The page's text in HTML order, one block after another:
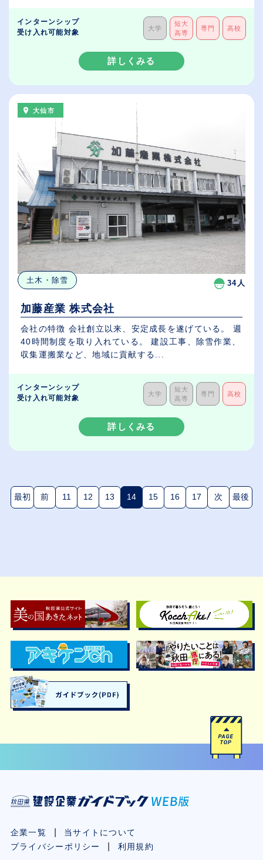
インターンシップ
受け入れ可能対象
大学
短大
高専
専門 高校
詳しくみる
大仙市
土木・除雪 34人
加藤産業 株式会社
会社の特徴 会社創立以来、安定成長を遂げている。 週
40時間制度を取り入れている。 建設工事、除雪作業、
収集運搬業など、地域に貢献する...
インターンシップ
受け入れ可能対象
大学
短大
高専
専門 高校
詳しくみる
最初 前 11 12 13 14(現在のページ)
15 16 17 次 最後
企業一覧
当サイトについて
プライバシーポリシー
利用規約